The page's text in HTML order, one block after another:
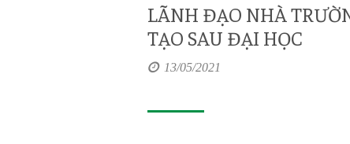
LÃNH ĐẠO NHÀ
TẠO SAU ĐẠI HỌC
13/05/2021